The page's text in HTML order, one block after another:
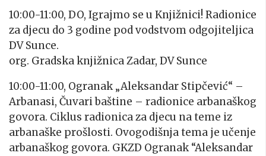
10:00-11:00, DO, Igrajmo se u Knjižnici! Radionice
za djecu do 3 godine pod vodstvom odgojiteljica
DV Sunce.
org. Gradska knjižnica Zadar, DV Sunce
10:00-11:00, Ogranak „Aleksandar Stipčević“ –
Arbanasi, Čuvari baštine – radionice arbanaškog
govora. Ciklus radionica za djecu na teme iz
arbanaške prošlosti. Ovogodišnja tema je učenje
arbanaškog govora. GKZD Ogranak “Aleksandar